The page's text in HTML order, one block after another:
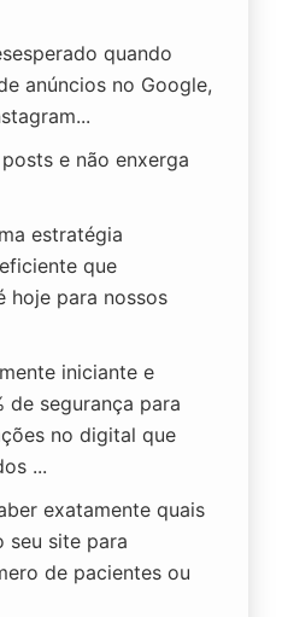
quando
anúncios no Google,
e não enxerga
estratégia
que
hoje para nossos
iniciante e
de segurança para
no digital que
...
exatamente quais
seu site para
de pacientes ou